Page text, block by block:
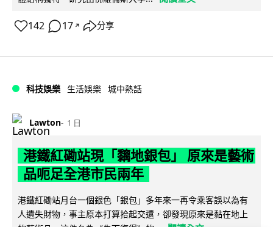
142 17 ↗ 分享
科技娛樂 生活娛樂 城中熱話
Lawton 1 日
港鐵紅磡站現「黐地銀包」 原來是藝術
品呃足全港市民兩年
港鐵紅磡站月台一個銀色「銀包」多年來一再令乘客誤以為有
人遺失財物，事主原本打算拾起交還，卻發現原來是黏在地上